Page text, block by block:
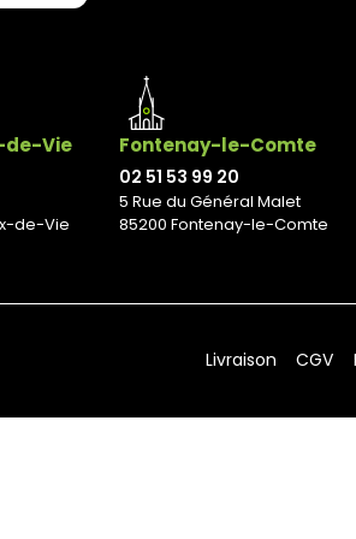
Vie
de-Vie
Fontenay-le-Comte
02 51 53 99 20
5 Rue du Général Malet
85200 Fontenay-le-Comte
Livraison CGV